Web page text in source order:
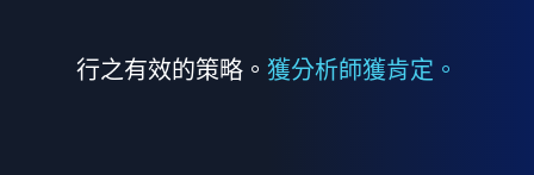
行之有效的策略。 獲分析師獲肯定。